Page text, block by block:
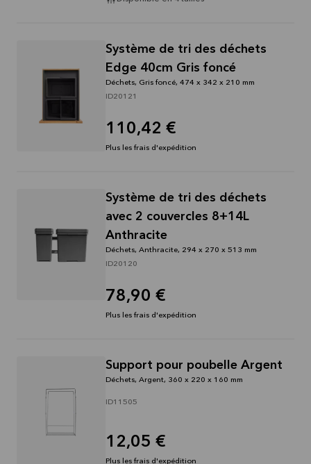
Système de tri des déchets
Edge 40cm Gris foncé
Déchets, Gris foncé, 474 x 342 x 210 mm
ID20121
110,42 €
Plus les frais d'expédition
Système de tri des déchets
avec 2 couvercles 8+14L
Anthracite
Déchets, Anthracite, 294 x 270 x 513 mm
ID20120
78,90 €
Plus les frais d'expédition
Support pour poubelle Argent
Déchets, Argent, 360 x 220 x 160 mm
ID11505
12,05 €
Plus les frais d'expédition